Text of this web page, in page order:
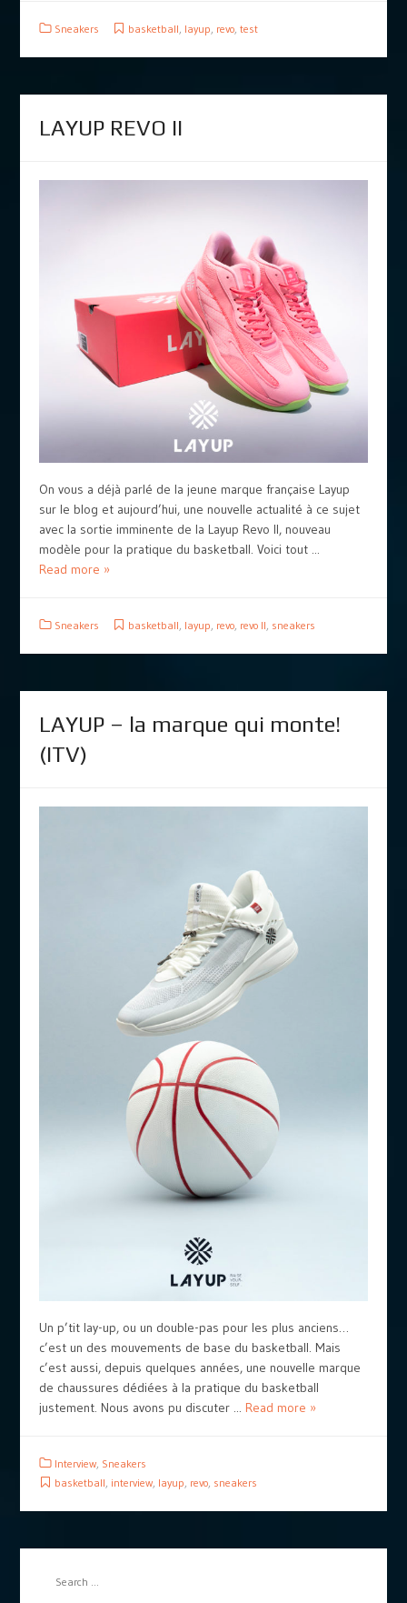
Sneakers basketball, layup, revo, test
LAYUP REVO II
On vous a déjà parlé de la jeune marque française Layup
sur le blog et aujourd’hui, une nouvelle actualité à ce sujet
avec la sortie imminente de la Layup Revo II, nouveau
modèle pour la pratique du basketball. Voici tout ...
Read more »
Sneakers basketball, layup, revo, revo II, sneakers
LAYUP – la marque qui monte!
(ITV)
Un p’tit lay-up, ou un double-pas pour les plus anciens…
c’est un des mouvements de base du basketball. Mais
c’est aussi, depuis quelques années, une nouvelle marque
de chaussures dédiées à la pratique du basketball
justement. Nous avons pu discuter ... Read more »
Interview, Sneakers
basketball, interview, layup, revo, sneakers